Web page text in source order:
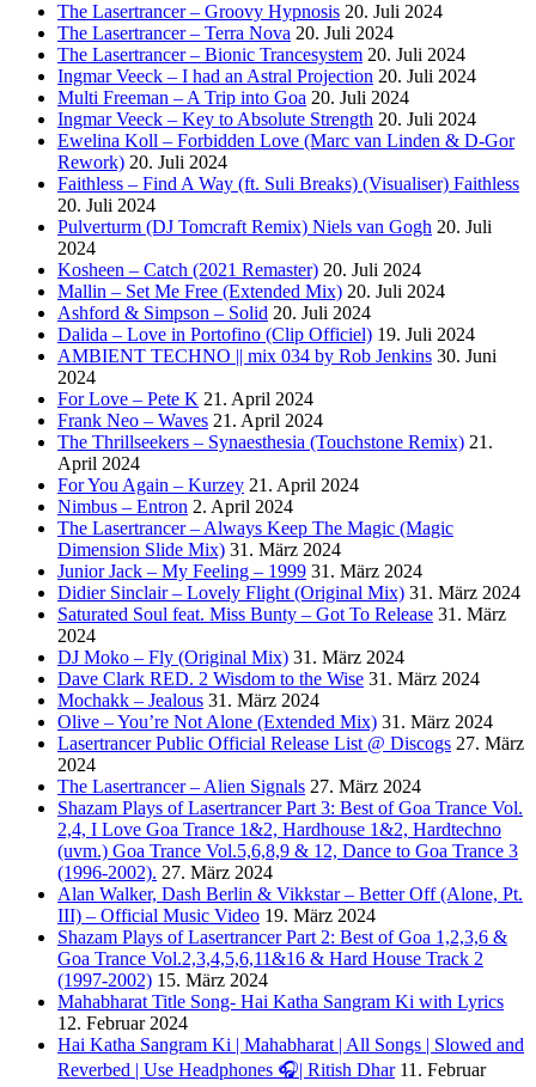
The Lasertrancer – Groovy Hypnosis 20. Juli 2024
The Lasertrancer – Terra Nova 20. Juli 2024
The Lasertrancer – Bionic Trancesystem 20. Juli 2024
Ingmar Veeck – I had an Astral Projection 20. Juli 2024
Multi Freeman – A Trip into Goa 20. Juli 2024
Ingmar Veeck – Key to Absolute Strength 20. Juli 2024
Ewelina Koll – Forbidden Love (Marc van Linden & D-Gor
Rework) 20. Juli 2024
Faithless – Find A Way (ft. Suli Breaks) (Visualiser) Faithless
20. Juli 2024
Pulverturm (DJ Tomcraft Remix) Niels van Gogh 20. Juli
2024
Kosheen – Catch (2021 Remaster) 20. Juli 2024
Mallin – Set Me Free (Extended Mix) 20. Juli 2024
Ashford & Simpson – Solid 20. Juli 2024
Dalida – Love in Portofino (Clip Officiel) 19. Juli 2024
AMBIENT TECHNO || mix 034 by Rob Jenkins 30. Juni
2024
For Love – Pete K 21. April 2024
Frank Neo – Waves 21. April 2024
The Thrillseekers – Synaesthesia (Touchstone Remix) 21.
April 2024
For You Again – Kurzey 21. April 2024
Nimbus – Entron 2. April 2024
The Lasertrancer – Always Keep The Magic (Magic
Dimension Slide Mix) 31. März 2024
Junior Jack – My Feeling – 1999 31. März 2024
Didier Sinclair – Lovely Flight (Original Mix) 31. März 2024
Saturated Soul feat. Miss Bunty – Got To Release 31. März
2024
DJ Moko – Fly (Original Mix) 31. März 2024
Dave Clark RED. 2 Wisdom to the Wise 31. März 2024
Mochakk – Jealous 31. März 2024
Olive – You’re Not Alone (Extended Mix) 31. März 2024
Lasertrancer Public Official Release List @ Discogs 27. März
2024
The Lasertrancer – Alien Signals 27. März 2024
Shazam Plays of Lasertrancer Part 3: Best of Goa Trance Vol.
2,4, I Love Goa Trance 1&2, Hardhouse 1&2, Hardtechno
(uvm.) Goa Trance Vol.5,6,8,9 & 12, Dance to Goa Trance 3
(1996-2002). 27. März 2024
Alan Walker, Dash Berlin & Vikkstar – Better Off (Alone, Pt.
III) – Official Music Video 19. März 2024
Shazam Plays of Lasertrancer Part 2: Best of Goa 1,2,3,6 &
Goa Trance Vol.2,3,4,5,6,11&16 & Hard House Track 2
(1997-2002) 15. März 2024
Mahabharat Title Song- Hai Katha Sangram Ki with Lyrics
12. Februar 2024
Hai Katha Sangram Ki | Mahabharat | All Songs | Slowed and
Reverbed | Use Headphones 🎧| Ritish Dhar 11. Februar